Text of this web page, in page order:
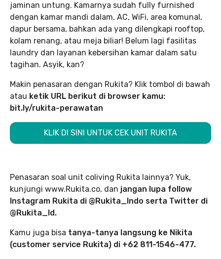
jaminan untung. Kamarnya sudah fully furnished
dengan kamar mandi dalam, AC, WiFi, area komunal,
dapur bersama, bahkan ada yang dilengkapi rooftop,
kolam renang, atau meja biliar! Belum lagi fasilitas
laundry dan layanan kebersihan kamar dalam satu
tagihan. Asyik, kan?
Makin penasaran dengan Rukita? Klik tombol di bawah
atau ketik URL berikut di browser kamu:
bit.ly/rukita-perawatan
KLIK DI SINI UNTUK CEK UNIT RUKITA
Penasaran soal unit coliving Rukita lainnya? Yuk,
kunjungi www.Rukita.co, dan jangan lupa follow
Instagram Rukita di @Rukita_Indo serta Twitter di
@Rukita_Id.
Kamu juga bisa tanya-tanya langsung ke Nikita
(customer service Rukita) di +62 811-1546-477.